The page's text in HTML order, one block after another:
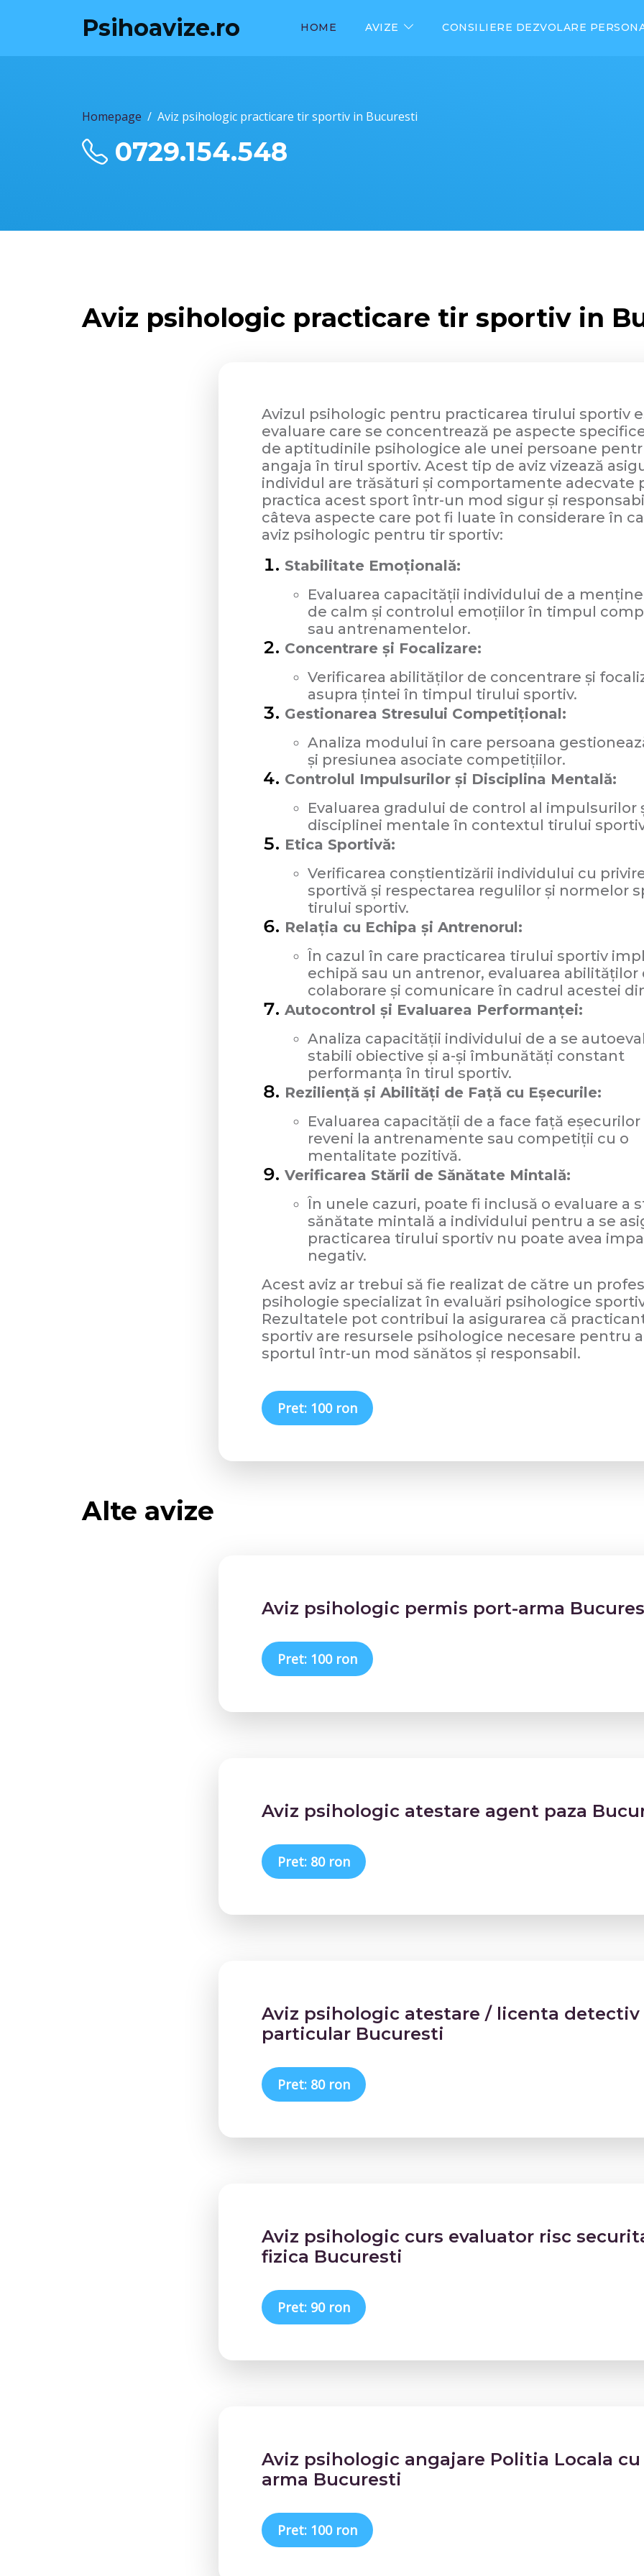
Psihoavize.ro HOME AVIZE CONSILIERE DEZVOLARE
Homepage Aviz psihologic practicare tir sportiv in Bucuresti
0729.154.548
Aviz psihologic practicare tir sportiv in
Avizul psihologic pentru practicarea tirului sportiv
evaluare care se concentrează pe aspecte
de aptitudinile psihologice ale unei persoane
angaja în tirul sportiv. Acest tip de aviz vizează
individul are trăsături și comportamente adecvate
practica acest sport într-un mod sigur și
câteva aspecte care pot fi luate în considerare în
aviz psihologic pentru tir sportiv:
Stabilitate Emoțională:
Evaluarea capacității individului de a
de calm și controlul emoțiilor în timpul
sau antrenamentelor.
Concentrare și Focalizare:
Verificarea abilităților de concentrare și
asupra țintei în timpul tirului sportiv.
Gestionarea Stresului Competițional:
Analiza modului în care persoana
și presiunea asociate competițiilor.
Controlul Impulsurilor și Disciplina Mentală:
Evaluarea gradului de control al impulsurilor
disciplinei mentale în contextul tirului
Etica Sportivă:
Verificarea conștientizării individului cu
sportivă și respectarea regulilor și normelor
tirului sportiv.
Relația cu Echipa și Antrenorul:
În cazul în care practicarea tirului sportiv
echipă sau un antrenor, evaluarea abilităților
colaborare și comunicare în cadrul acestei
Autocontrol și Evaluarea Performanței:
Analiza capacității individului de a se
stabili obiective și a-și îmbunătăți constant
performanța în tirul sportiv.
Reziliență și Abilități de Față cu Eșecurile:
Evaluarea capacității de a face față eșecurilor
reveni la antrenamente sau competiții cu o
mentalitate pozitivă.
Verificarea Stării de Sănătate Mintală:
În unele cazuri, poate fi inclusă o evaluare a
sănătate mintală a individului pentru a se
practicarea tirului sportiv nu poate avea
negativ.
Acest aviz ar trebui să fie realizat de către un
psihologie specializat în evaluări psihologice
Rezultatele pot contribui la asigurarea că
sportiv are resursele psihologice necesare pentru
sportul într-un mod sănătos și responsabil.
Pret: 100 ron
Alte avize
Aviz psihologic permis port-arma
Pret: 100 ron
Aviz psihologic atestare agent paza
Pret: 80 ron
Aviz psihologic atestare / licenta detectiv
particular Bucuresti
Pret: 80 ron
Aviz psihologic curs evaluator risc
fizica Bucuresti
Pret: 90 ron
Aviz psihologic angajare Politia Locala
arma Bucuresti
Pret: 100 ron